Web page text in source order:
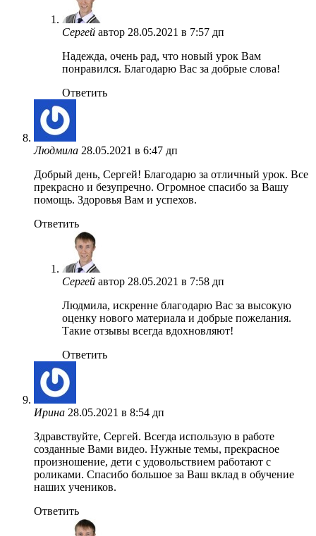
Сергей автор 28.05.2021 в 7:57 дп
Надежда, очень рад, что новый урок Вам
понравился. Благодарю Вас за добрые слова!
Ответить
Людмила 28.05.2021 в 6:47 дп
Добрый день, Сергей! Благодарю за отличный урок. Все
прекрасно и безупречно. Огромное спасибо за Вашу
помощь. Здоровья Вам и успехов.
Ответить
Сергей автор 28.05.2021 в 7:58 дп
Людмила, искренне благодарю Вас за высокую
оценку нового материала и добрые пожелания.
Такие отзывы всегда вдохновляют!
Ответить
Ирина 28.05.2021 в 8:54 дп
Здравствуйте, Сергей. Всегда использую в работе
созданные Вами видео. Нужные темы, прекрасное
произношение, дети с удовольствием работают с
роликами. Спасибо большое за Ваш вклад в обучение
наших учеников.
Ответить